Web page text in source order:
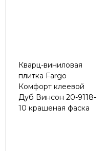
Кварц-виниловая
плитка Fargo
Комфорт клеевой
Дуб Винсон 20-9118-
10 крашеная фаска